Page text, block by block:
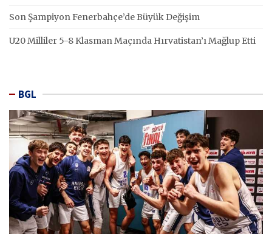
Son Şampiyon Fenerbahçe’de Büyük Değişim
U20 Milliler 5-8 Klasman Maçında Hırvatistan’ı Mağlup Etti
BGL